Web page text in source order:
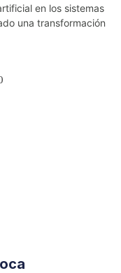
en los sistemas
una transformación